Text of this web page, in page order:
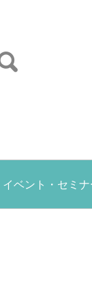
イベント・セミ